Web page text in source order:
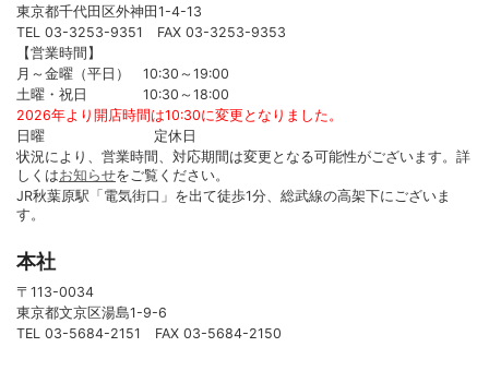
東京都千代田区外神田1-4-13
TEL 03-3253-9351 FAX 03-3253-9353
【営業時間】
月～金曜（平日） 10:30～19:00
土曜・祝日 10:30～18:00
2026年より開店時間は10:30に変更となりました。
日曜 定休日
状況により、営業時間、対応期間は変更となる可能性がございます。詳
しくはお知らせをご覧ください。
JR秋葉原駅「電気街口」を出て徒歩1分、総武線の高架下にございま
す。
本社
〒113-0034
東京都文京区湯島1-9-6
TEL 03-5684-2151 FAX 03-5684-2150